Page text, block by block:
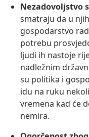
Nezadovoljstvo
smatraju da u
gospodarstvo
potrebu
ljudi ih nastoje
nadležnim
su politika i
idu na ruku
vremena kad će
nemira.